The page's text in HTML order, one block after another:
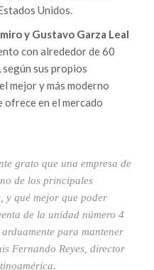
Unidos.
y Gustavo Garza Leal
con alrededor de 60
sus propios
mejor y más moderno
ofrece en el mercado
grato que una empresa de
de los principales
y qué mejor que poder
de la unidad número 4
para mantener
Fernando Reyes, director